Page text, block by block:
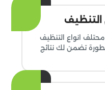
التنظيف
محتلف انواع التنظيف
تضمن لك نتائج